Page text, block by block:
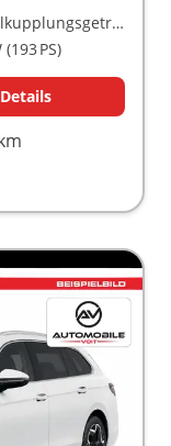
Doppelkupplungsgetriebe (DSG)
(193 PS)
Details